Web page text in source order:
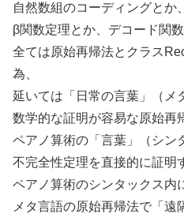
自然数組のコーディングとか
β関数定理とか、デコード関数
全ては原始再帰法とクラス
為、
延いては「日常の言葉」（メ
数学的な証明が容易な原始再
ペアノ算術の「言葉」（シン
不完全性定理を直接的に証明
ペアノ算術のシンタックス内
メタ言語の原始再帰法で「